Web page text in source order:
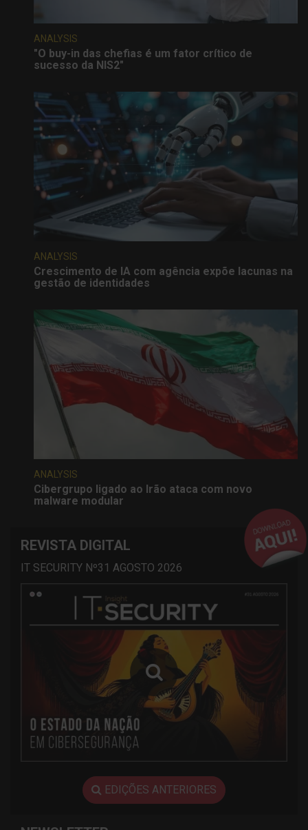
ANALYSIS
"O buy-in das chefias é um fator crítico de
sucesso da NIS2"
ANALYSIS
Crescimento de IA com agência expõe lacunas na
gestão de identidades
ANALYSIS
Cibergrupo ligado ao Irão ataca com novo
malware modular
REVISTA DIGITAL
IT SECURITY Nº31 AGOSTO 2026
EDIÇÕES ANTERIORES